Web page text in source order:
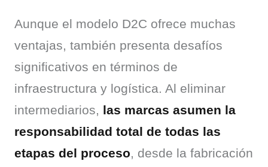
Aunque el modelo D2C ofrece muchas
ventajas, también presenta desafíos
significativos en términos de
infraestructura y logística. Al eliminar
intermediarios, las marcas asumen la
responsabilidad total de todas las
etapas del proceso, desde la fabricación